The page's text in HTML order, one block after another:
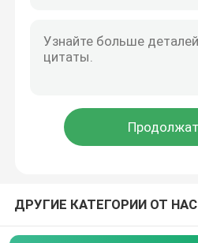
ДРУГИЕ КАТЕГОРИИ ОТ НАС